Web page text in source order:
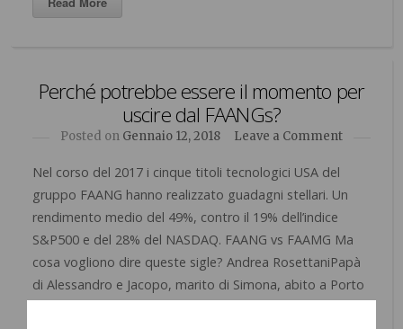
Perché potrebbe essere il momento per
uscire dal FAANGs?
Posted on Gennaio 12, 2018 Leave a Comment
Nel corso del 2017 i cinque titoli tecnologici USA del
gruppo FAANG hanno realizzato guadagni stellari. Un
rendimento medio del 49%, contro il 19% dell’indice
S&P500 e del 28% del NASDAQ. FAANG vs FAAMG Ma
cosa vogliono dire queste sigle? Andrea RosettaniPapà
di Alessandro e Jacopo, marito di Simona, abito a Porto